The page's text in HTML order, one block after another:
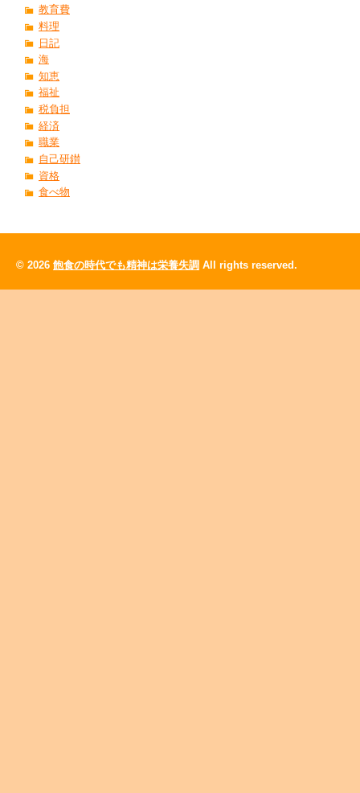
教育費
料理
日記
海
知恵
福祉
税負担
経済
職業
自己研鑚
資格
食べ物
© 2026 飽食の時代でも精神は栄養失調 All rights reserved.